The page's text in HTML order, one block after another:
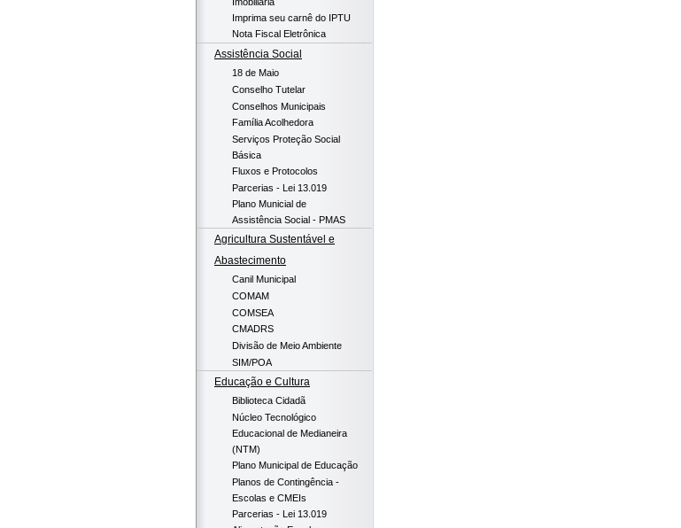
Imprima seu carnê do IPTU
Nota Fiscal Eletrônica
Assistência Social
18 de Maio
Conselho Tutelar
Conselhos Municipais
Família Acolhedora
Serviços Proteção Social
Básica
Fluxos e Protocolos
Parcerias - Lei 13.019
Plano Municial de
Assistência Social - PMAS
Agricultura Sustentável e
Abastecimento
Canil Municipal
COMAM
COMSEA
CMADRS
Divisão de Meio Ambiente
SIM/POA
Educação e Cultura
Biblioteca Cidadã
Núcleo Tecnológico
Educacional de Medianeira
(NTM)
Plano Municipal de Educação
Planos de Contingência -
Escolas e CMEIs
Parcerias - Lei 13.019